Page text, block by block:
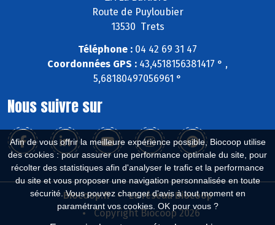
Afin de vous offrir la meilleure expérience possible, Biocoop utilise
des cookies : pour assurer une performance optimale du site, pour
récolter des statistiques afin d'analyser le trafic et la performance
du site et vous proposer une navigation personnalisée en toute
sécurité. Vous pouvez changer d'avis à tout moment en
paramétrant vos cookies. OK pour vous ?
Route de Puyloubier
13530 Trets
Téléphone : 04 42 69 31 47
Coordonnées GPS : 43,4518156381417 ° ,
5,68180497056961 °
Nous suivre sur
Biocoop.fr
Le réseau Biocoop
Copyright Biocoop 2026